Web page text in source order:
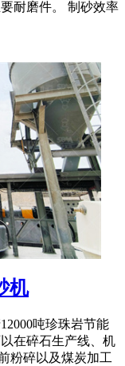
耐磨件。 制砂效率
机
吨珍珠岩节能
在碎石生产线、机
粉碎以及煤炭加工